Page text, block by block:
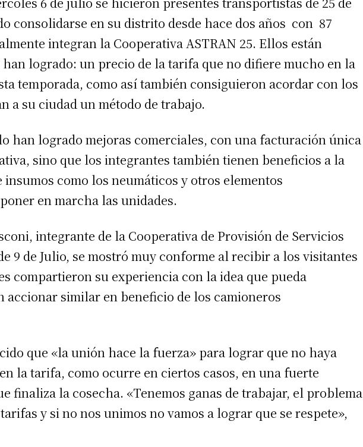
Suscribirme gratis
Apellidos
consolidarse en su distrito desde hace dos años con 87
integran la Cooperativa ASTRAN 25. Ellos están
logrado: un precio de la tarifa que no difiere mucho en la
temporada, como así también consiguieron acordar con los
a su ciudad un método de trabajo.
han logrado mejoras comerciales, con una facturación única
sino que los integrantes también tienen beneficios a la
insumos como los neumáticos y otros elementos
en marcha las unidades.
integrante de la Cooperativa de Provisión de Servicios
9 de Julio, se mostró muy conforme al recibir a los visitantes
compartieron su experiencia con la idea que pueda
accionar similar en beneficio de los camioneros
que «la unión hace la fuerza» para lograr que no haya
la tarifa, como ocurre en ciertos casos, en una fuerte
finaliza la cosecha. «Tenemos ganas de trabajar, el problema
y si no nos unimos no vamos a lograr que se respete»,